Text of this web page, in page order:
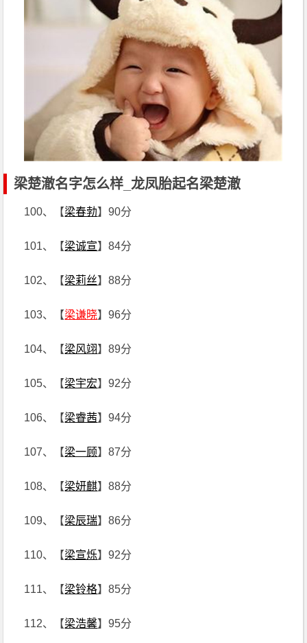
梁楚澈名字怎么样_龙凤胎起名梁楚澈
100、【梁春勃】90分
101、【梁诚宣】84分
102、【梁莉丝】88分
103、【梁谦晓】96分
104、【梁风翊】89分
105、【梁宇宏】92分
106、【梁睿茜】94分
107、【梁一顾】87分
108、【梁妍麒】88分
109、【梁辰瑞】86分
110、【梁宣烁】92分
111、【梁铃格】85分
112、【梁浩馨】95分